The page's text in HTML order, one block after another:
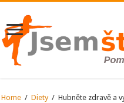
Home / Diety / Hubněte zdravě a